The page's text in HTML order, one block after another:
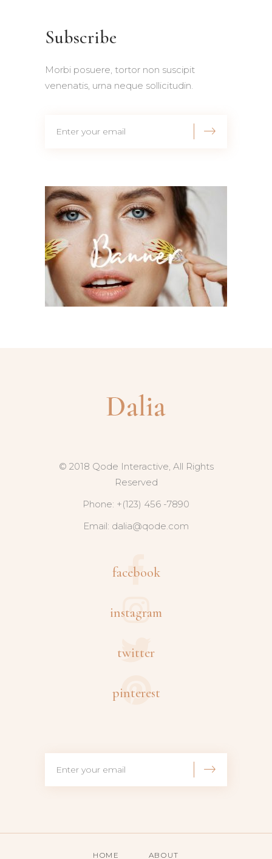
Subscribe
Morbi posuere, tortor non suscipit
venenatis, urna neque sollicitudin.
© 2018 Qode Interactive, All Rights
Reserved
Phone: +(123) 456 -7890
Email: dalia@qode.com
facebook
instagram
twitter
pinterest
HOME ABOUT